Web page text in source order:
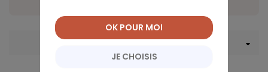
Menu Crédit immobilier
JE CHOISIS
OK POUR MOI